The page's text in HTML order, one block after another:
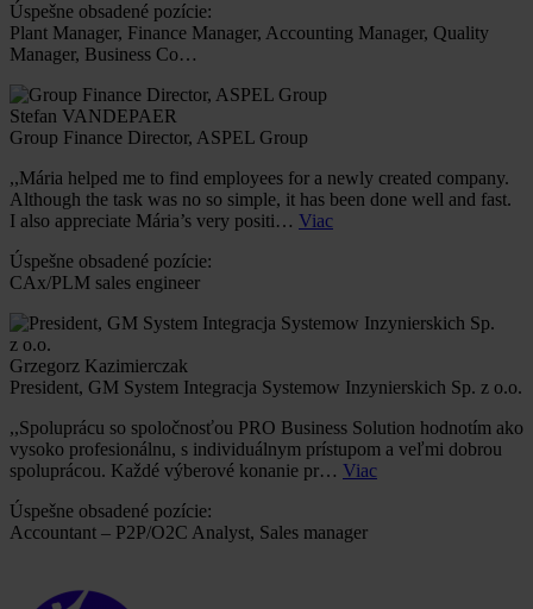
Úspešne obsadené pozície:
Plant Manager, Finance Manager, Accounting Manager, Quality
Manager, Business Co…
Stefan VANDEPAER
Group Finance Director, ASPEL Group
,,Mária helped me to find employees for a newly created company.
Although the task was no so simple, it has been done well and fast.
I also appreciate Mária’s very positi… Viac
Úspešne obsadené pozície:
CAx/PLM sales engineer
Grzegorz Kazimierczak
President, GM System Integracja Systemow Inzynierskich Sp. z o.o.
,,Spoluprácu so spoločnosťou PRO Business Solution hodnotím ako
vysoko profesionálnu, s individuálnym prístupom a veľmi dobrou
spoluprácou. Každé výberové konanie pr… Viac
Úspešne obsadené pozície:
Accountant – P2P/O2C Analyst, Sales manager